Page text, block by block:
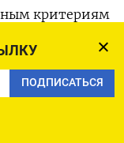
ПОДПИСАТЬСЯ
критериям
запиской